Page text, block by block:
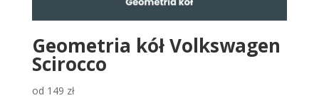
Geometria kół Volkswagen
Scirocco
od 149 zł